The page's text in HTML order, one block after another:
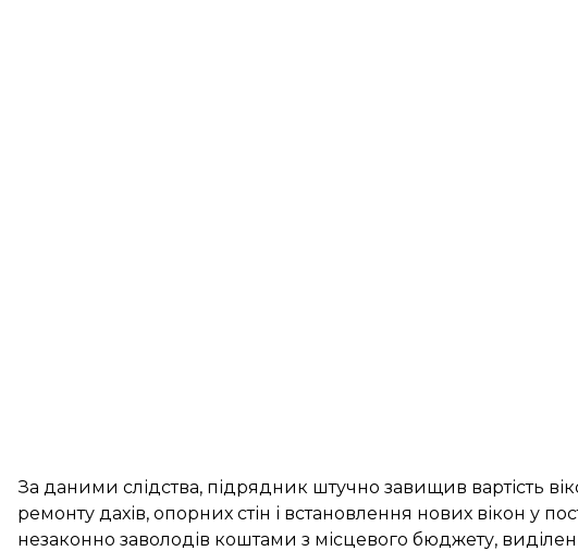
За даними слідства, підрядник штучно завищив вартість
ремонту дахів, опорних стін і встановлення нових вікон у
незаконно заволодів коштами з місцевого бюджету,